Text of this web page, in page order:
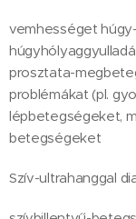
vemhességet
prosztata-
problémákat (pl.
lépbetegségeket,
betegségeket
Szív-ultrahanggal